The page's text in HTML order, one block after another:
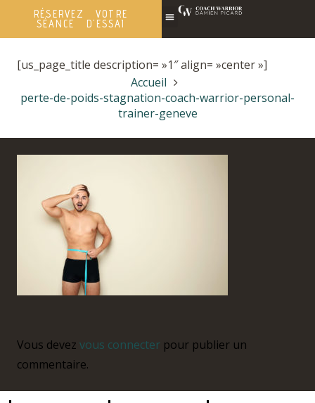
RÉSERVEZ VOTRE
SÉANCE D'ESSAI
[us_page_title description= »1″ align= »center »]
Accueil
perte-de-poids-stagnation-coach-warrior-personal-
trainer-geneve
Vous devez vous connecter pour publier un
commentaire.